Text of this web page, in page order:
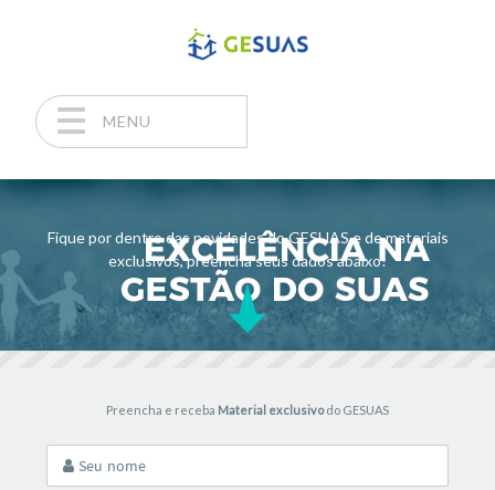
MENU
Fique por dentro das novidades do GESUAS e de materiais
exclusivos, preencha seus dados abaixo!
Preencha e receba Material exclusivodo GESUAS